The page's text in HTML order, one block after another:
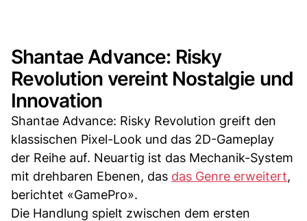
Shantae Advance: Risky
Revolution vereint Nostalgie und
Innovation
Shantae Advance: Risky Revolution greift den
klassischen Pixel-Look und das 2D-Gameplay
der Reihe auf. Neuartig ist das Mechanik-System
mit drehbaren Ebenen, das das Genre erweitert,
berichtet «GamePro».
Die Handlung spielt zwischen dem ersten